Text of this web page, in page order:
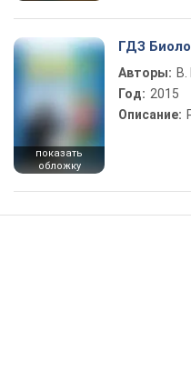
показать
обложку
ГДЗ
Авторы: В.
Год: 2015
Описание: